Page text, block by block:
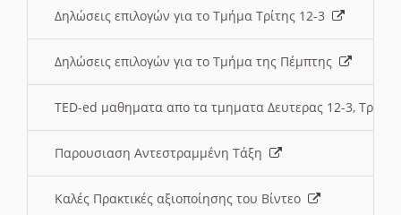
Δηλώσεις επιλογών για το Τμήμα Τρίτης 12-3
Δηλώσεις επιλογών για το Τμήμα της Πέμπτης
TED-ed μαθηματα απο τα τμηματα Δευτερας 12-3,
Παρουσιαση Αντεστραμμένη Τάξη
Καλές Πρακτικές αξιοποίησης του Βίντεο